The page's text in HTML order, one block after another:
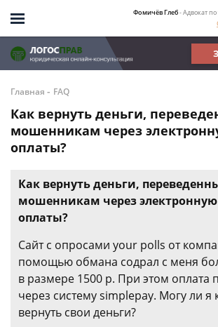
Фомичёв Глеб- Адвокат
Главная - FAQ
Как вернуть деньги,
мошенникам через
оплаты?
Как вернуть деньги,
мошенникам через электронную
оплаты?
Сайт с опросами your polls от
помощью обмана содрал с меня
в размере 1500 р. При этом оплата
через систему simplepay. Могу ли я
вернуть свои деньги?